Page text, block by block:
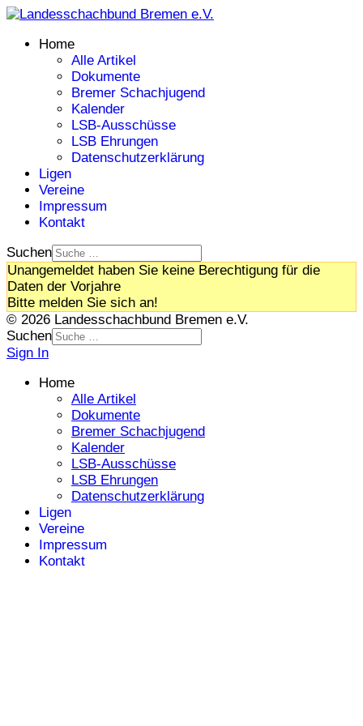
Home
Alle Artikel
Dokumente
Bremer Schachjugend
Kalender
LSB-Ausschüsse
LSB Ehrungen
Datenschutzerklärung
Ligen
Vereine
Impressum
Kontakt
Suchen
Unangemeldet haben Sie keine Berechtigung für die
Daten der Vorjahre
Bitte melden Sie sich an!
© 2026 Landesschachbund Bremen e.V.
Suchen
Sign In
Home
Alle Artikel
Dokumente
Bremer Schachjugend
Kalender
LSB-Ausschüsse
LSB Ehrungen
Datenschutzerklärung
Ligen
Vereine
Impressum
Kontakt